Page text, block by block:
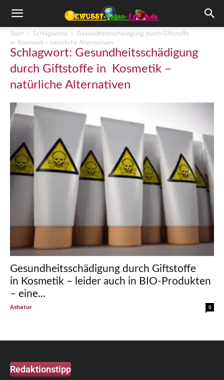
Start Schlagworte
Gesundheitsschädigung durch Giftstoffe
in Kosmetik – natürliche Alternativen
Schlagwort: Gesundheitsschädigung
durch Giftstoffe in Kosmetik –
natürliche Alternativen
Gesundheitsschädigung durch Giftstoffe
in Kosmetik – leider auch in BIO-Produkten
– eine...
Ashatur - 0
Redaktionstipp